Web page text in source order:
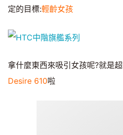
定的目標:輕齡女孩
拿什麼東西來吸引女孩呢?就是
Desire 610啦